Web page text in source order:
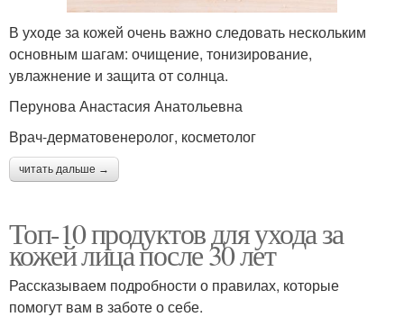
В уходе за кожей очень важно следовать нескольким
основным шагам: очищение, тонизирование,
увлажнение и защита от солнца.
Перунова Анастасия Анатольевна
Врач-дерматовенеролог, косметолог
читать дальше →
Топ-10 продуктов для ухода за
кожей лица после 30 лет
Рассказываем подробности о правилах, которые
помогут вам в заботе о себе.